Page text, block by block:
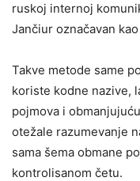
ruskoj internoj
Jančiur označavan
Takve metode same
koriste kodne nazive,
pojmova i
otežale razumevanje
sama šema obmane
kontrolisanom četu.